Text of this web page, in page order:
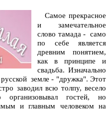
Самое прекрасное
и замечательное
слово тамада - само
по себе является
древним понятием,
как в принципе и
свадьба. Изначально
земле - "дружка". Этот
заводил всю толпу, весело
организовывал гостей, но
и главным человеком на